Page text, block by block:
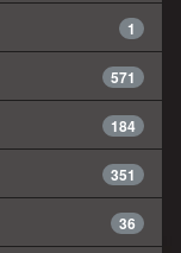
1
571
184
351
36